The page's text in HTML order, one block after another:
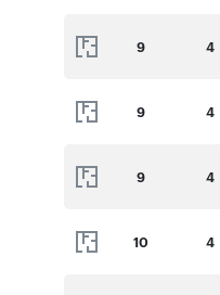
9 4
9 4
9 4
10 4